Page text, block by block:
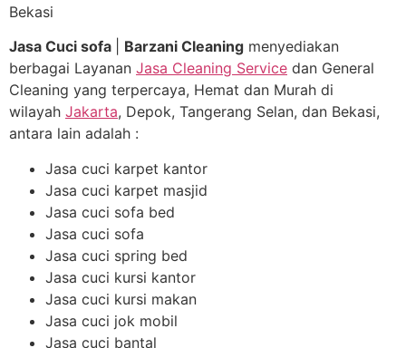
Bekasi
Jasa Cuci sofa
Barzani Cleaning menyediakan
berbagai Layanan Jasa Cleaning Service dan General
Cleaning yang terpercaya, Hemat dan Murah di
wilayah Jakarta, Depok, Tangerang Selan, dan Bekasi,
antara lain adalah :
Jasa cuci karpet kantor
Jasa cuci karpet masjid
Jasa cuci sofa bed
Jasa cuci sofa
Jasa cuci spring bed
Jasa cuci kursi kantor
Jasa cuci kursi makan
Jasa cuci jok mobil
Jasa cuci bantal